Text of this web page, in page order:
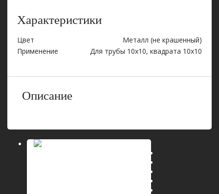
Характеристики
Цвет
Металл (не крашенный)
Применение
Для трубы 10х10, квадрата 10х10
Описание